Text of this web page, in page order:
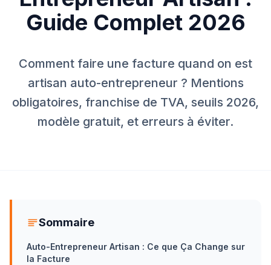
Guide Complet 2026
Comment faire une facture quand on est
artisan auto-entrepreneur ? Mentions
obligatoires, franchise de TVA, seuils 2026,
modèle gratuit, et erreurs à éviter.
Sommaire
Auto-Entrepreneur Artisan : Ce que Ça Change sur
la Facture